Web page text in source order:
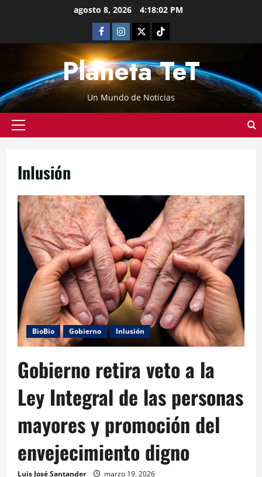
agosto 8, 2026 4:18:02 PM
Planeta TeT
Un Mundo de Noticias
Inlusión
BioBio Gobierno Inlusión
Gobierno retira veto a la
Ley Integral de las personas
mayores y promoción del
envejecimiento digno
Luis José Santander marzo 19, 2026